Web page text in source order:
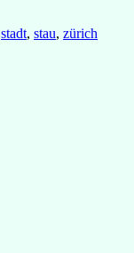
stadt, stau, zürich